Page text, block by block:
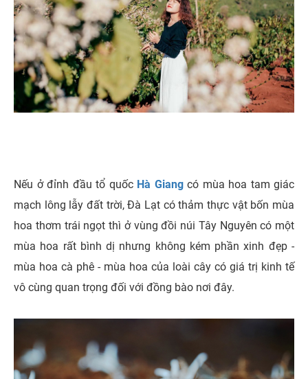
Nếu ở đỉnh đầu tổ quốc Hà Giangcó mùa hoa tam giác
mạch lông lẫy đất trời, Đà Lạt có thảm thực vật bốn mùa
hoa thơm trái ngọt thì ở vùng đồi núi Tây Nguyên có một
mùa hoa rất bình dị nhưng không kém phần xinh đẹp -
mùa hoa cà phê - mùa hoa của loài cây có giá trị kinh tế
vô cùng quan trọng đối với đồng bào nơi đây.